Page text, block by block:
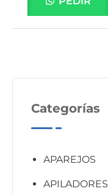
Categorías
APAREJOS
APILADORES